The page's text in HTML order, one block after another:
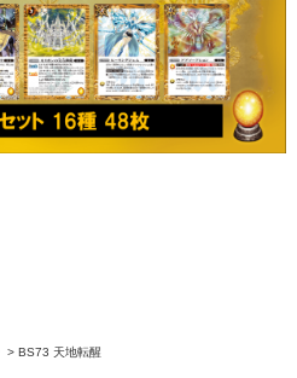
> BS73 天地転醒